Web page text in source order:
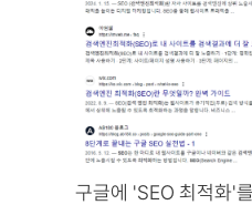
구글에 'SEO 최적화'